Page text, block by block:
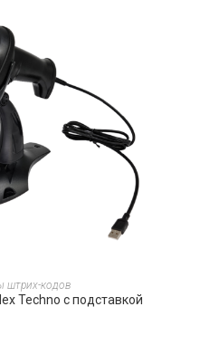
штрих-кодов
Techno с подставкой